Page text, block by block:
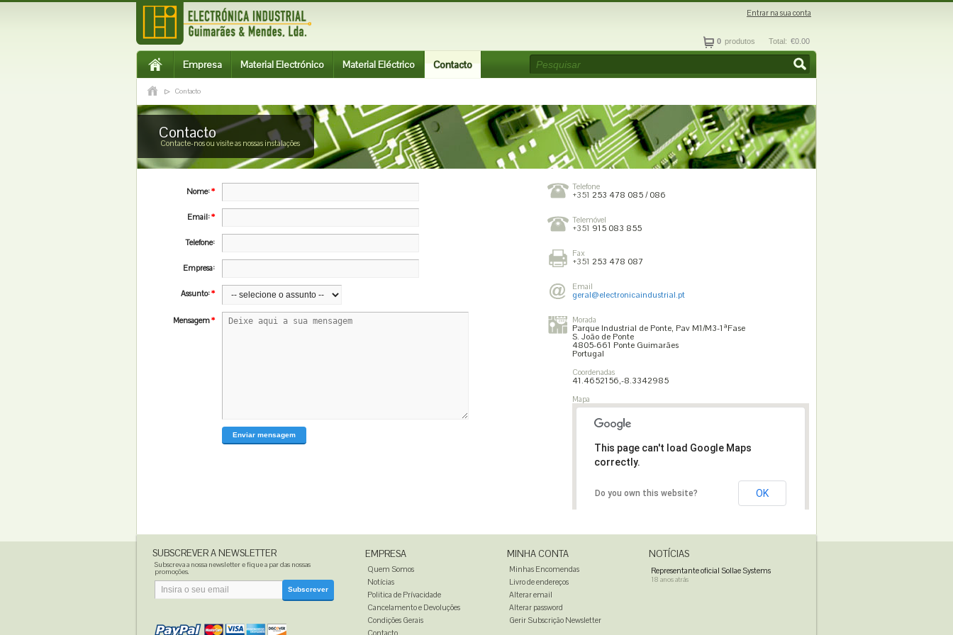
Entrar na sua conta
Empresa Material Electrónico Material Eléctrico Contacto
0 produtos Total: €0.00
Contacto
Contacto
Contacte-nos ou visite as nossas instalações
Nome:*
Email:*
Telefone:
Empresa:
Assunto:*
Mensagem*
Enviar mensagem
Telefone
+351 253 478 085 / 086
Telemóvel
+351 915 083 855
Fax
+351 253 478 087
Email
geral@electronicaindustrial.pt
Morada
Parque Industrial de Ponte, Pav M1/M3-1ªFase
S. João de Ponte
4805-661 Ponte Guimarães
Portugal
Coordenadas
41.4652156,-8.3342985
Mapa
This page can't load Google Maps
correctly.
Do you own this website? OK
SUBSCREVER A NEWSLETTER
Subscreva a nossa newsletter e fique a par das nossas
promoções.
Subscrever
EMPRESA
Quem Somos
Notícias
Politica de Prívacidade
Cancelamento e Devoluções
Condições Gerais
Contacto
MINHA CONTA
Minhas Encomendas
Livro de endereços
Alterar email
Alterar password
Gerir Subscrição Newsletter
NOTÍCIAS
Representante oficial Sollae Systems
18 anos atrás